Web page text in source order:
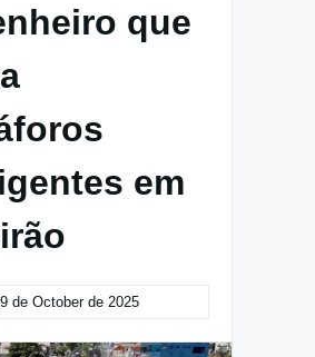
que
em
de October de 2025